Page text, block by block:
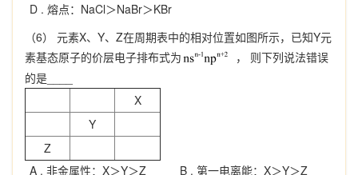
D . 熔点：NaCl＞NaBr＞KBr
（6） 元素X、Y、Z在周期表中的相对位置如图所示，已知Y元
素基态原子的价层电子排布式为
， 则下列说法错误
的是____
X
Y
Z
A . 非金属性：X＞Y＞Z B . 第一电离能：X＞Y＞Z